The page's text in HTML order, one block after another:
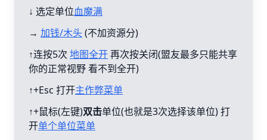
↓ 选定单位血魔满
→ 加钱/木头(不加资源分)
↑连按5次 地图全开再次按关闭(盟友最多只能共享
你的正常视野 看不到全开)
↑+Esc 打开主作弊菜单
↑+鼠标(左键)双击单位(也就是3次选择该单位) 打
开单个单位菜单